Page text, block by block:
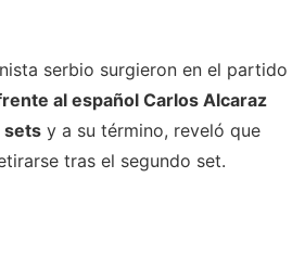
serbio surgieron en el partido
al español Carlos Alcaraz
sets y a su término, reveló que
tras el segundo set.